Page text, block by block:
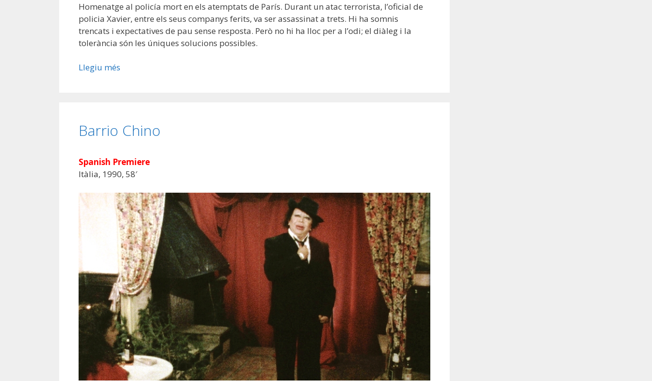
Homenatge al policía mort en els atemptats de París. Durant un atac terrorista, l’oficial de
policia Xavier, entre els seus companys ferits, va ser assassinat a trets. Hi ha somnis
trencats i expectatives de pau sense resposta. Però no hi ha lloc per a l’odi; el diàleg i la
tolerància són les úniques solucions possibles.
Llegiu més
Barrio Chino
Spanish Premiere
Itàlia, 1990, 58′